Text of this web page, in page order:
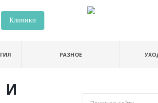
Клиники
РАЗНОЕ
И